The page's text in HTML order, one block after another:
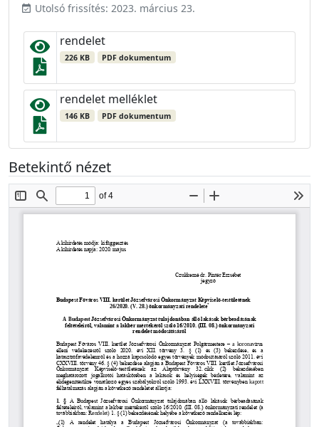
event_available Utolsó frissítés: 2023. március 23.
rendelet
226 KB PDF dokumentum
rendelet melléklet
146 KB PDF dokumentum
Betekintő nézet